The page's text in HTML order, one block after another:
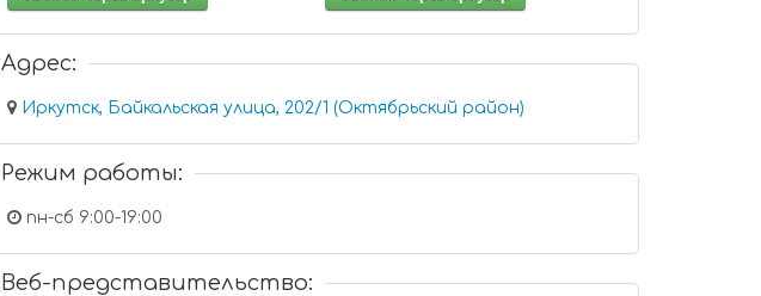
Адрес:
Иркутск, Байкальская улица, 202/1 (Октябрьский район)
Режим работы:
пн-сб 9:00-19:00
Веб-представительство: